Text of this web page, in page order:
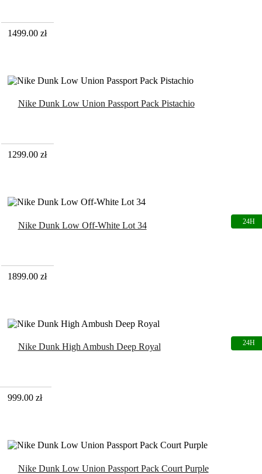
1499.00 zł
Nike Dunk Low Union Passport Pack Pistachio
1299.00 zł
Nike Dunk Low Off-White Lot 34
1899.00 zł
Nike Dunk High Ambush Deep Royal
999.00 zł
Nike Dunk Low Union Passport Pack Court Purple